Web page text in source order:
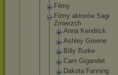
Filmy
Filmy aktorów Sagi
Zmierzch
Anna Kendrick
Ashley Greene
Billy Burke
Cam Gigandet
Dakota Fanning